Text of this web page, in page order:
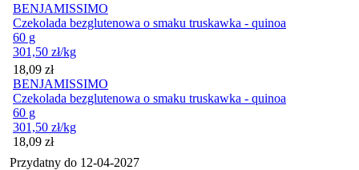
BENJAMISSIMO
Czekolada bezglutenowa o smaku truskawka - quinoa
60 g
301,50 zł/kg
Cena
18,09 zł
BENJAMISSIMO
Czekolada bezglutenowa o smaku truskawka - quinoa
60 g
301,50 zł/kg
Cena
18,09 zł
Przydatny do 12-04-2027